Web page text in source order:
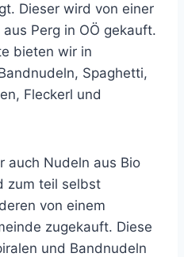
Dieser wird von einer
Perg in OÖ gekauft.
bieten wir in
Spaghetti,
Fleckerl und
auch Nudeln aus Bio
zum teil selbst
von einem
zugekauft. Diese
und Bandnudeln